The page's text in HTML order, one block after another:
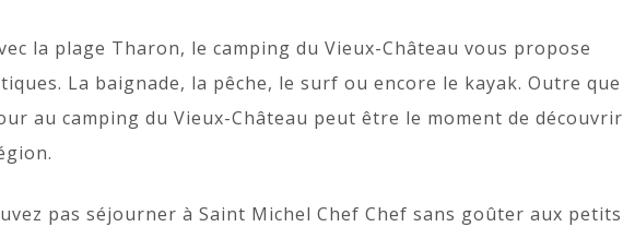
la plage Tharon, le camping du Vieux-Château vous propose
La baignade, la pêche, le surf ou encore le kayak. Outre que
au camping du Vieux-Château peut être le moment de découvrir
pas séjourner à Saint Michel Chef Chef sans goûter aux petits